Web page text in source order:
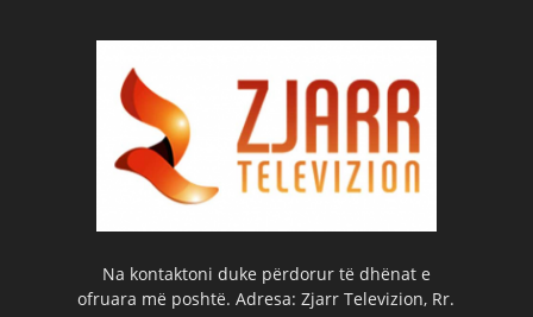
Na kontaktoni duke përdorur të dhënat e
ofruara më poshtë. Adresa: Zjarr Televizion, Rr.